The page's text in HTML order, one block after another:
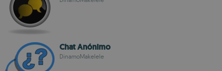
Chat Anónimo
DinamoMakelele